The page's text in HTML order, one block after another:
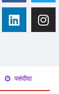
पसंदीदा